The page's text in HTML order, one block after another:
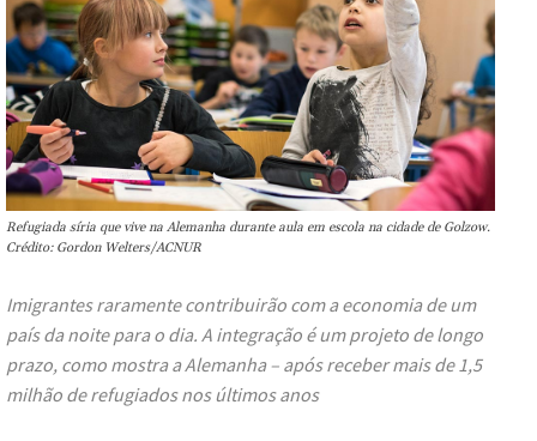
Refugiada síria que vive na Alemanha durante aula em escola na cidade de Golzow.
Crédito: Gordon Welters/ACNUR
Imigrantes raramente contribuirão com a economia de um
país da noite para o dia. A integração é um projeto de longo
prazo, como mostra a Alemanha – após receber mais de 1,5
milhão de refugiados nos últimos anos